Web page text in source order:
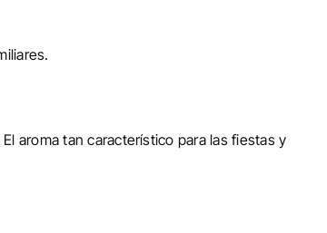
aroma tan característico para las fiestas y